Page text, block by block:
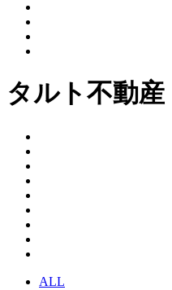
タルト不動産
ALL